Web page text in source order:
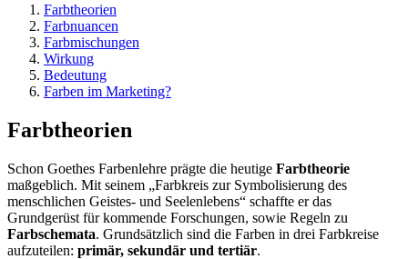
Farbtheorien
Farbnuancen
Farbmischungen
Wirkung
Bedeutung
Farben im Marketing?
Farbtheorien
Schon Goethes Farbenlehre prägte die heutige Farbtheorie
maßgeblich. Mit seinem „Farbkreis zur Symbolisierung des
menschlichen Geistes- und Seelenlebens“ schaffte er das
Grundgerüst für kommende Forschungen, sowie Regeln zu
Farbschemata. Grundsätzlich sind die Farben in drei Farbkreise
aufzuteilen: primär, sekundär und tertiär.